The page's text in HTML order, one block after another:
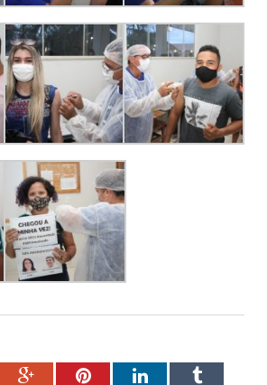
Google+PinterestLinkedInTumblr